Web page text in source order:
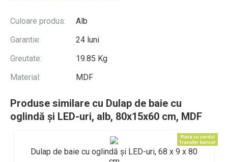
Culoare produs:
Alb
Garantie:
24 luni
Greutate:
19.85 Kg
Material:
MDF
Produse similare cu Dulap de baie cu
oglindă și LED-uri, alb, 80x15x60 cm, MDF
de baie cu oglindă și LED-uri, 68 x 9 x 80